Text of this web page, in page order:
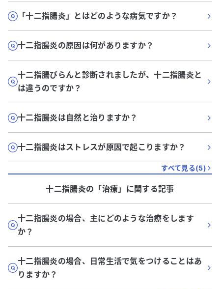
「十二指腸炎」とはどのような病気ですか？
十二指腸炎の原因は何がありますか？
十二指腸びらんと診断されましたが、十二指腸炎と
は違うのですか？
十二指腸炎は自然と治りますか？
十二指腸炎はストレスが原因で起こりますか？
すべて見る(5)
十二指腸炎の「治療」に関する記事
十二指腸炎の場合、主にどのような治療をします
か？
十二指腸炎の場合、日常生活で気をつけることはあ
りますか？